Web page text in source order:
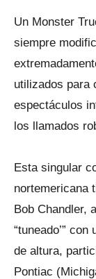
Un Monster
siempre
utilizados para
espectáculos
los llamados
Esta singular
nortemericana
Bob Chandler,
“tuneado’”
de altura,
Pontiac